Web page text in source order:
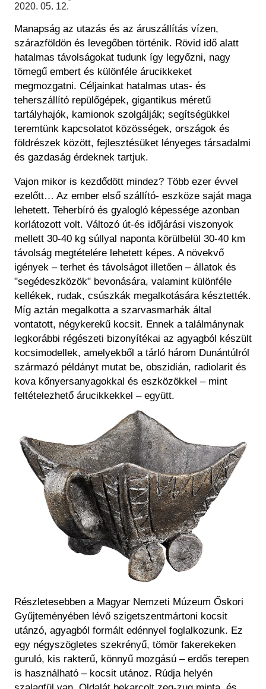
Régészet
Felnőttképzés
Közérdekű adatok
Történeti Fényképtár
Éremtár
Központi Könyvtár
2020. 05. 12.
Manapság az utazás és az áruszállítás vízen,
szárazföldön és levegőben történik. Rövid idő alatt
hatalmas távolságokat tudunk így legyőzni, nagy
tömegű embert és különféle árucikkeket
megmozgatni. Céljainkat hatalmas utas- és
teherszállító repülőgépek, gigantikus méretű
tartályhajók, kamionok szolgálják; segítségükkel
teremtünk kapcsolatot közösségek, országok és
földrészek között, fejlesztésüket lényeges társadalmi
és gazdaság érdeknek tartjuk.
Vajon mikor is kezdődött mindez? Több ezer évvel
ezelőtt… Az ember első szállító- eszköze saját maga
lehetett. Teherbíró és gyalogló képessége azonban
korlátozott volt. Változó út-és időjárási viszonyok
mellett 30-40 kg súllyal naponta körülbelül 30-40 km
távolság megtételére lehetett képes. A növekvő
igények – terhet és távolságot illetően – állatok és
"segédeszközök" bevonására, valamint különféle
kellékek, rudak, csúszkák megalkotására késztették.
Míg aztán megalkotta a szarvasmarhák által
vontatott, négykerekű kocsit. Ennek a találmánynak
legkorábbi régészeti bizonyítékai az agyagból készült
kocsimodellek, amelyekből a tárló három Dunántúlról
származó példányt mutat be, obszidián, radiolarit és
kova kőnyersanyagokkal és eszközökkel – mint
feltételezhető árucikkekkel – együtt.
Részletesebben a Magyar Nemzeti Múzeum Őskori
Gyűjteményében lévő szigetszentmártoni kocsit
utánzó, agyagból formált edénnyel foglalkozunk. Ez
egy négyszögletes szekrényű, tömör fakerekeken
guruló, kis rakterű, könnyű mozgású – erdős terepen
is használható – kocsit utánoz. Rúdja helyén